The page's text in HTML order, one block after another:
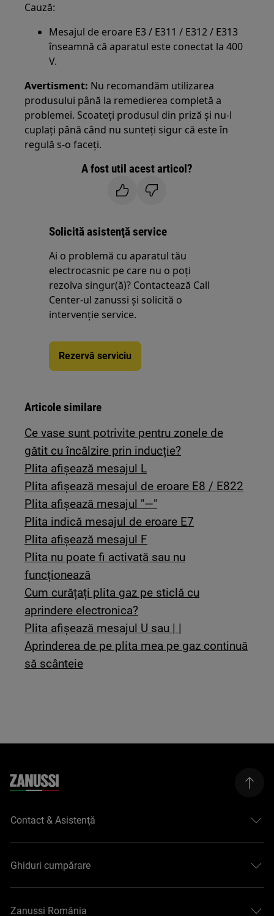
Cauză:
Mesajul de eroare E3 / E311 / E312 / E313
înseamnă că aparatul este conectat la 400
V.
Avertisment: Nu recomandăm utilizarea
produsului până la remedierea completă a
problemei. Scoateţi produsul din priză şi nu-l
cuplaţi până când nu sunteţi sigur că este în
regulă s-o faceţi.
A fost util acest articol?
Solicită asistenţă service
Ai o problemă cu aparatul tău
electrocasnic pe care nu o poţi
rezolva singur(ă)? Contactează Call
Center-ul zanussi și solicită o
intervenţie service.
Rezervă serviciu
Articole similare
Ce vase sunt potrivite pentru zonele de
gătit cu încălzire prin inducție?
Plita afişează mesajul L
Plita afișează mesajul de eroare E8 / E822
Plita afişează mesajul "—"
Plita indică mesajul de eroare E7
Plita afișează mesajul F
Plita nu poate fi activată sau nu
funcționează
Cum curățați plita gaz pe sticlă cu
aprindere electronica?
Plita afişează mesajul U sau | |
Aprinderea de pe plita mea pe gaz continuă
să scânteie
Contact & Asistenţă
Ghiduri cumpărare
Zanussi România